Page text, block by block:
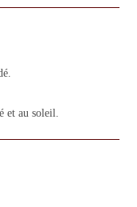
et au soleil.